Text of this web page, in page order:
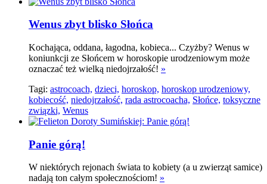
Wenus zbyt blisko Słońca
Kochająca, oddana, łagodna, kobieca... Czyżby? Wenus w
koniunkcji ze Słońcem w horoskopie urodzeniowym może
oznaczać też wielką niedojrzałość! »
Tagi: astrocoach, dzieci, horoskop, horoskop urodzeniowy,
kobiecość, niedojrzałość, rada astrocoacha, Słońce, toksyczne
związki, Wenus
Panie górą!
W niektórych rejonach świata to kobiety (a u zwierząt samice)
nadają ton całym społecznościom! »